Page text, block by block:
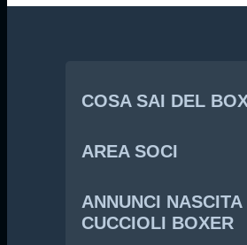
COSA SAI DEL
AREA SOCI
ANNUNCI NASCITA
CUCCIOLI BOXER